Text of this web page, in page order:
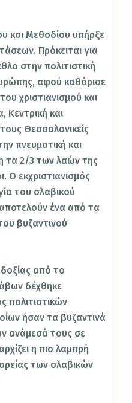
και Μεθοδίου υπήρξε
Πρόκειται για
στην πολιτιστική
αφού καθόρισε
χριστιανισμού και
Κεντρική και
Θεσσαλονικείς
πνευματική και
τα 2/3 των λαών της
Ο εκχριστιανισμός
του σλαβικού
ένα από τα
βυζαντινού
από το
δέχθηκε
πολιτιστικών
ήσαν τα βυζαντινά
ανάμεσά τους σε
η πιο λαμπρή
των σλαβικών